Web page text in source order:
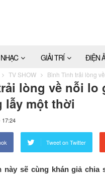
GIẢI TRÍ ĐIỆN
TV SHOW Bình Tinh trải lòng
lòng về nỗi
một thời
17:24
Tweet on Twitter
này sẽ cùng khán giả